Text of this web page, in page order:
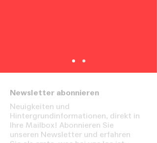
Newsletter abonnieren
Neuigkeiten und
Hintergrundinformationen, direkt in
Ihre Mailbox! Abonnieren Sie
unseren Newsletter und erfahren